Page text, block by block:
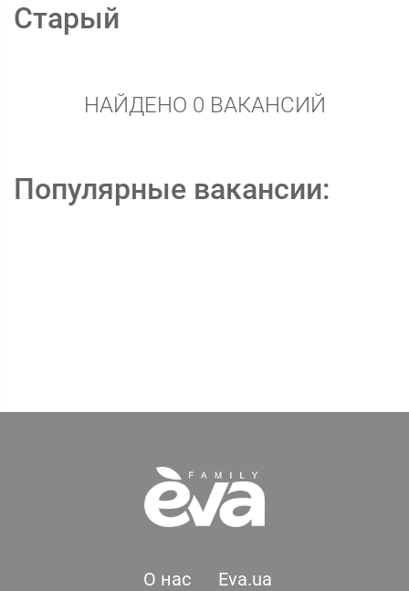
Старый
НАЙДЕНО 0 ВАКАНСИЙ
Популярные вакансии:
О нас
Eva.ua